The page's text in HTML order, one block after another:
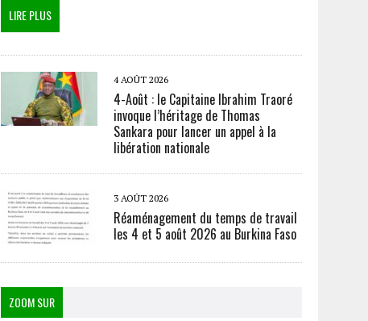
LIRE PLUS
4 AOÛT 2026
4-Août : le Capitaine Ibrahim Traoré
invoque l’héritage de Thomas
Sankara pour lancer un appel à la
libération nationale
3 AOÛT 2026
Réaménagement du temps de travail
les 4 et 5 août 2026 au Burkina Faso
ZOOM SUR